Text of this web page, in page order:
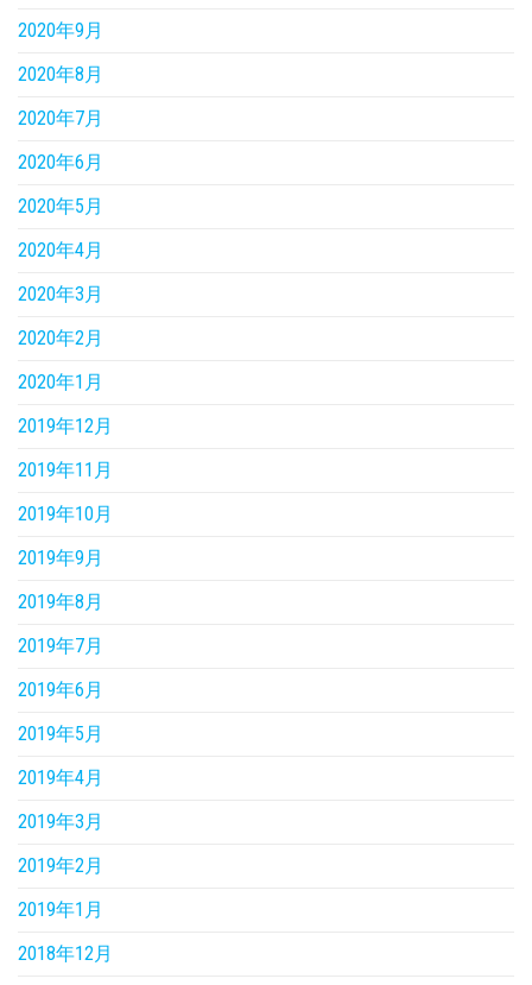
2020年9月
2020年8月
2020年7月
2020年6月
2020年5月
2020年4月
2020年3月
2020年2月
2020年1月
2019年12月
2019年11月
2019年10月
2019年9月
2019年8月
2019年7月
2019年6月
2019年5月
2019年4月
2019年3月
2019年2月
2019年1月
2018年12月